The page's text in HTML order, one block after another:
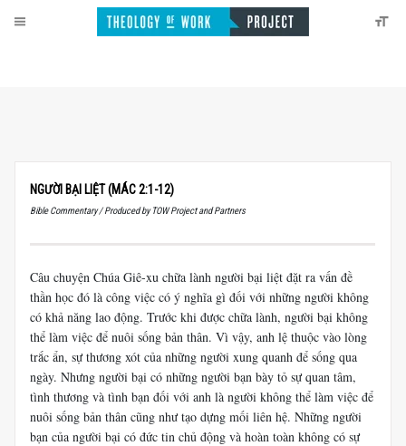
NGƯỜI BẠI LIỆT (MÁC 2:1-12)
Bible Commentary / Produced by TOW Project and Partners
Câu chuyện Chúa Giê-xu chữa lành người bại liệt đặt ra vấn đề
thần học đó là công việc có ý nghĩa gì đối với những người không
có khả năng lao động. Trước khi được chữa lành, người bại không
thể làm việc để nuôi sống bản thân. Vì vậy, anh lệ thuộc vào lòng
trắc ẩn, sự thương xót của những người xung quanh để sống qua
ngày. Nhưng người bại có những người bạn bày tỏ sự quan tâm,
tình thương và tình bạn đối với anh là người không thể làm việc để
nuôi sống bản thân cũng như tạo dựng mối liên hệ. Những người
bạn của người bại có đức tin chủ động và hoàn toàn không có sự